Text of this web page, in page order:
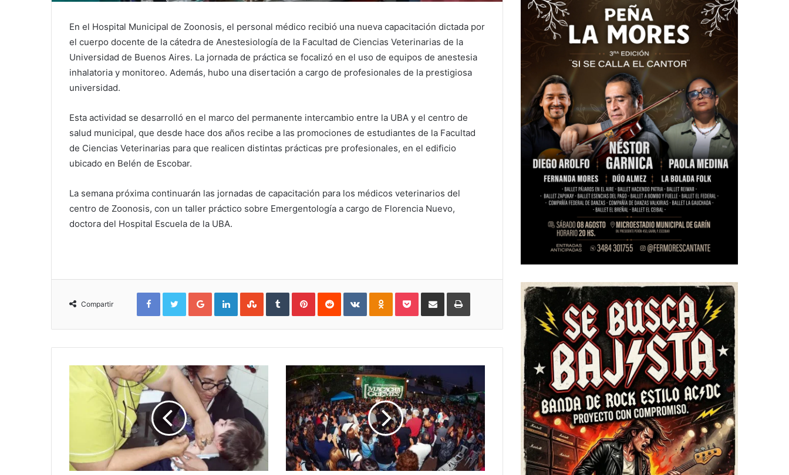
En el Hospital Municipal de Zoonosis, el personal médico recibió una nueva capacitación dictada por
el cuerpo docente de la cátedra de Anestesiología de la Facultad de Ciencias Veterinarias de la
Universidad de Buenos Aires. La jornada de práctica se focalizó en el uso de equipos de anestesia
inhalatoria y monitoreo. Además, hubo una disertación a cargo de profesionales de la prestigiosa
universidad.
Esta actividad se desarrolló en el marco del permanente intercambio entre la UBA y el centro de
salud municipal, que desde hace dos años recibe a las promociones de estudiantes de la Facultad
de Ciencias Veterinarias para que realicen distintas prácticas pre profesionales, en el edificio
ubicado en Belén de Escobar.
La semana próxima continuarán las jornadas de capacitación para los médicos veterinarios del
centro de Zoonosis, con un taller práctico sobre Emergentología a cargo de Florencia Nuevo,
doctora del Hospital Escuela de la UBA.
Compartir
FacebookTwitterGoogle+LinkedInStumbleUpon
TumblrPinterestReddit VKontakteOdnoklassniki
PocketShare
Email
Print